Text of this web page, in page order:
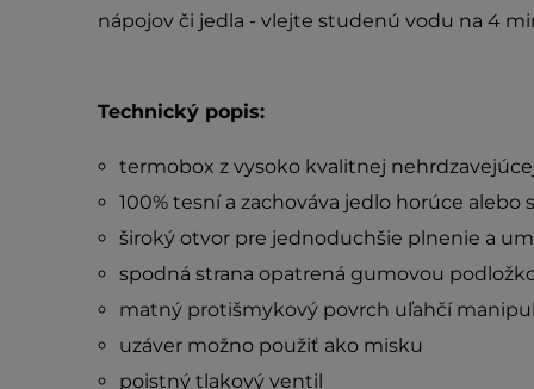
nápojov či jedla - vlejte studenú vodu na 4
Technický popis:
termobox z vysoko kvalitnej
100% tesní a zachováva jedlo horúce
široký otvor pre jednoduchšie plnenie a
spodná strana opatrená gumovou
matný protišmykový povrch uľahčí
uzáver možno použiť ako misku
poistný tlakový ventil